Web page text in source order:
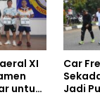
XI
untuk
Car
Jadi